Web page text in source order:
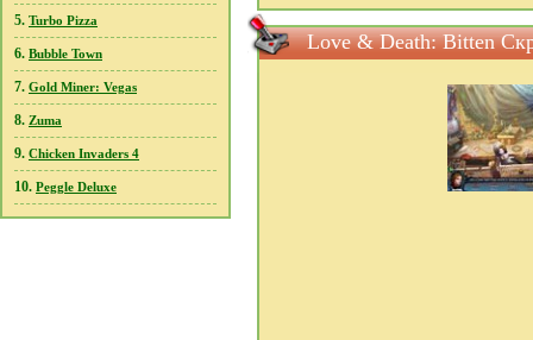
5. Turbo Pizza
6. Bubble Town
7. Gold Miner: Vegas
8. Zuma
9. Chicken Invaders 4
10. Peggle Deluxe
Love & Death: Bitten